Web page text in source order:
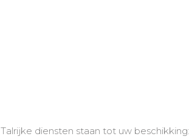
Talrijke diensten staan tot uw